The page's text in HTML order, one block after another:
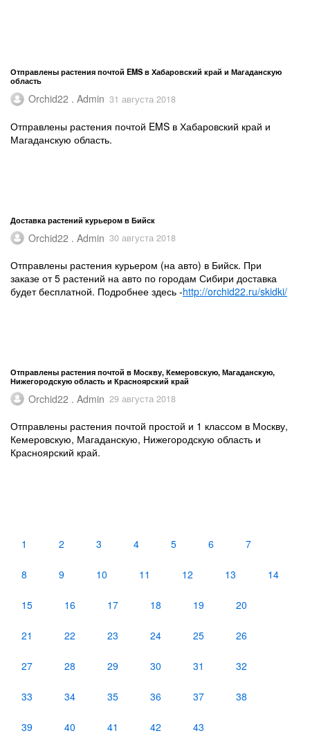
Отправлены растения почтой EMS в Хабаровский край и Магаданскую
область
Orchid22 . Admin 31 августа 2018
Отправлены растения почтой EMS в Хабаровский край и
Магаданскую область.
Доставка растений курьером в Бийск
Orchid22 . Admin 30 августа 2018
Отправлены растения курьером (на авто) в Бийск. При
заказе от 5 растений на авто по городам Сибири доставка
будет бесплатной. Подробнее здесь -http://orchid22.ru/skidki/
Отправлены растения почтой в Москву, Кемеровскую, Магаданскую,
Нижегородскую область и Красноярский край
Orchid22 . Admin 29 августа 2018
Отправлены растения почтой простой и 1 классом в Москву,
Кемеровскую, Магаданскую, Нижегородскую область и
Красноярский край.
1 2 3 4 5 6 7
8 9 10 11 12 13 14
15 16 17 18 19 20
21 22 23 24 25 26
27 28 29 30 31 32
33 34 35 36 37 38
39 40 41 42 43